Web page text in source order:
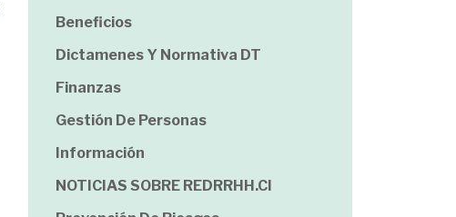
Beneficios
Dictamenes Y Normativa DT
Finanzas
Gestión De Personas
Información
NOTICIAS SOBRE REDRRHH.cl